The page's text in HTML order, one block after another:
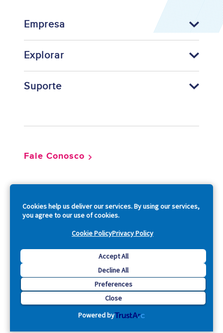
Cookies help us deliver our services. By using our services,
you agree to our use of cookies.
Cookie PolicyPrivacy Policy
Accept All
Decline All
Preferences
Close
Powered by
Empresa
Explorar
Suporte
Fale Conosco
Copyright © 2026 Acquia, Inc. All Rights Reserved.
Drupal is a registered trademark of Dries Buytaert.